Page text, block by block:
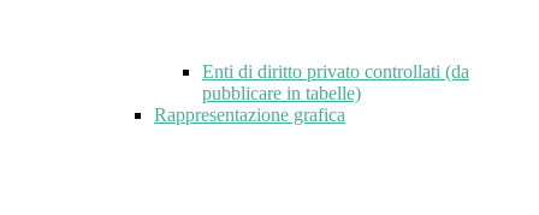
Enti di diritto privato controllati (da
pubblicare in tabelle)
Rappresentazione grafica